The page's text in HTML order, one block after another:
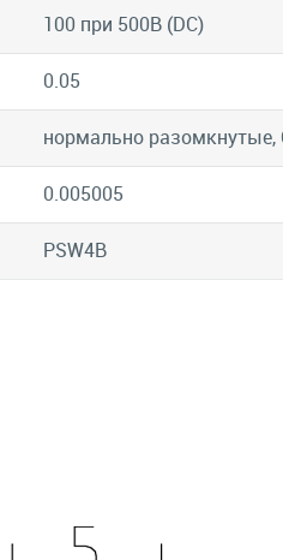
100 при 500В (DC)
0.05
нормально разомкнутые,
0.005005
PSW4B